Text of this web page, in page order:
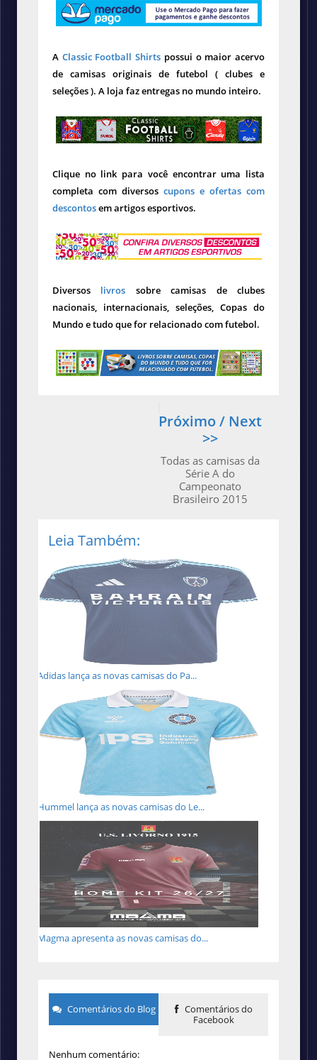
A Classic Football Shirts possui o maior acervo
de camisas originais de futebol ( clubes e
seleções ). A loja faz entregas no mundo inteiro.
Clique no link para você encontrar uma lista
completa com diversos cupons e ofertas com
descontosem artigos esportivos.
Diversos livros sobre camisas de clubes
nacionais, internacionais, seleções, Copas do
Mundo e tudo que for relacionado com futebol.
Próximo / Next
>>
Todas as camisas da
Série A do
Campeonato
Brasileiro 2015
Leia Também:
Adidas lança as novas camisas do Pa...
Hummel lança as novas camisas do Le...
Magma apresenta as novas camisas do...
Comentários do Blog
Comentários do
Facebook
Nenhum comentário: